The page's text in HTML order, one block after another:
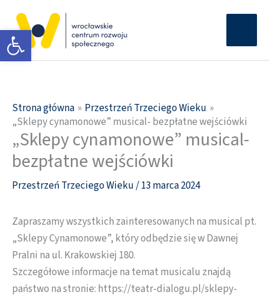
Otwórz pasek narzędzi
treści
Strona główna
Przestrzeń Trzeciego Wieku
„Sklepy cynamonowe” musical- bezpłatne wejściówki
„Sklepy cynamonowe” musical-
bezpłatne wejściówki
Przestrzeń Trzeciego Wieku/13 marca 2024
Zapraszamy wszystkich zainteresowanych na musical pt.
„Sklepy Cynamonowe”, który odbędzie się w Dawnej
Pralni na ul. Krakowskiej 180.
Szczegółowe informacje na temat musicalu znajdą
państwo na stronie: https://teatr-dialogu.pl/sklepy-